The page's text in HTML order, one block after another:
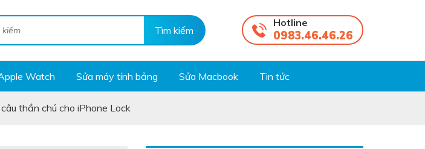
Hotline
0983.46.46.26
Watch Sửa máy tính bảng Sửa Macbook Tin tức
thần chú cho iPhone Lock